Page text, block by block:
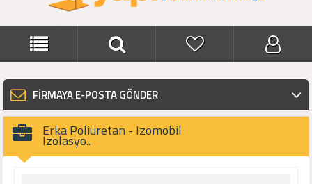
FİRMAYA E-POSTA GÖNDER
Erka Poliüretan - Izomobil
Izolasyo..